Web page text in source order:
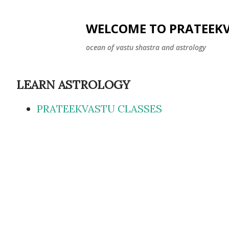
WELCOME TO
ocean of vastu shastra and astrology
LEARN ASTROLOGY
PRATEEKVASTU CLASSES